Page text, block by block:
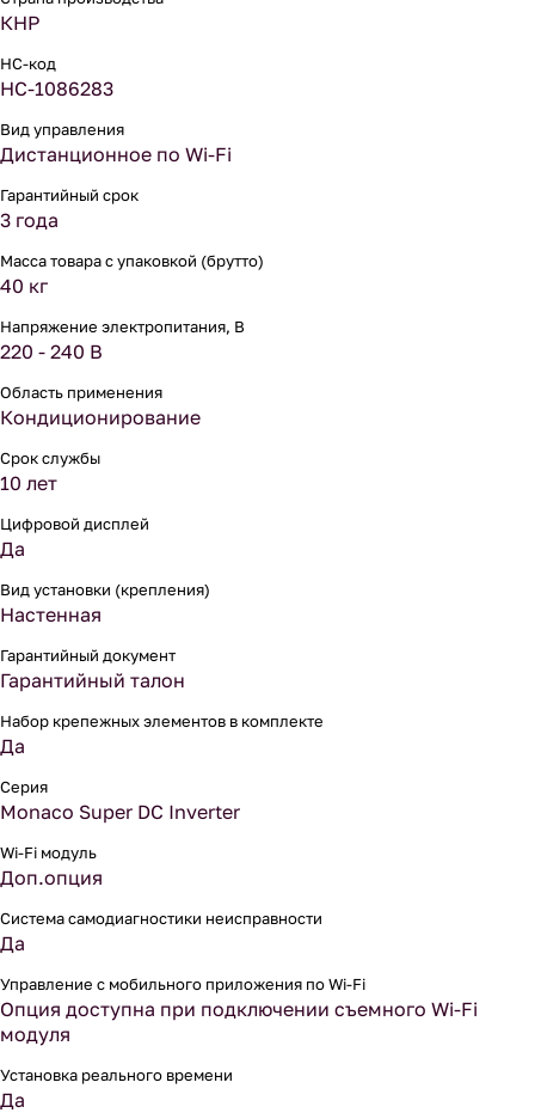
КНР
НС-код
НС-1086283
Вид управления
Дистанционное по Wi-Fi
Гарантийный срок
3 года
Масса товара с упаковкой (брутто)
40 кг
Напряжение электропитания, В
220 - 240 В
Область применения
Кондиционирование
Срок службы
10 лет
Цифровой дисплей
Да
Вид установки (крепления)
Настенная
Гарантийный документ
Гарантийный талон
Набор крепежных элементов в комплекте
Да
Серия
Monaco Super DC Inverter
Wi-Fi модуль
Доп.опция
Система самодиагностики неисправности
Да
Управление c мобильного приложения по Wi-Fi
Опция доступна при подключении съемного Wi-Fi
модуля
Установка реального времени
Да